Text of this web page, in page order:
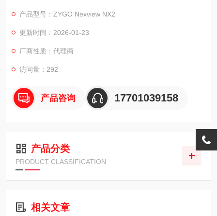
产品型号：ZYGO Nexview NX2
更新时间：2026-01-23
厂商性质：代理商
访问量：292
产品咨询 17701039158
产品分类
PRODUCT CLASSIFICATION
相关文章